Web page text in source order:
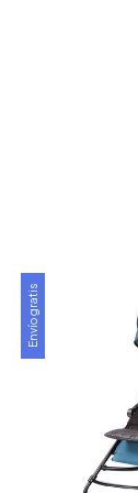
Envío gratis